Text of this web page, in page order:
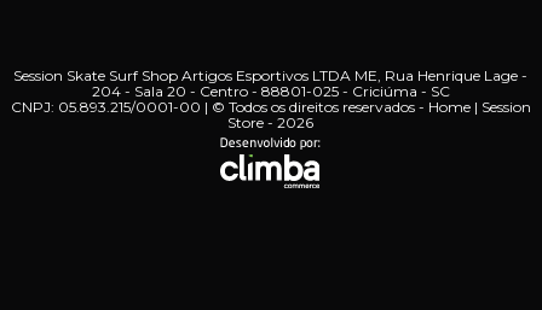
Session Skate Surf Shop Artigos Esportivos LTDA ME, Rua Henrique Lage -
204 - Sala 20 - Centro - 88801-025 - Criciúma - SC
CNPJ: 05.893.215/0001-00 | © Todos os direitos reservados - Home | Session
Store - 2026